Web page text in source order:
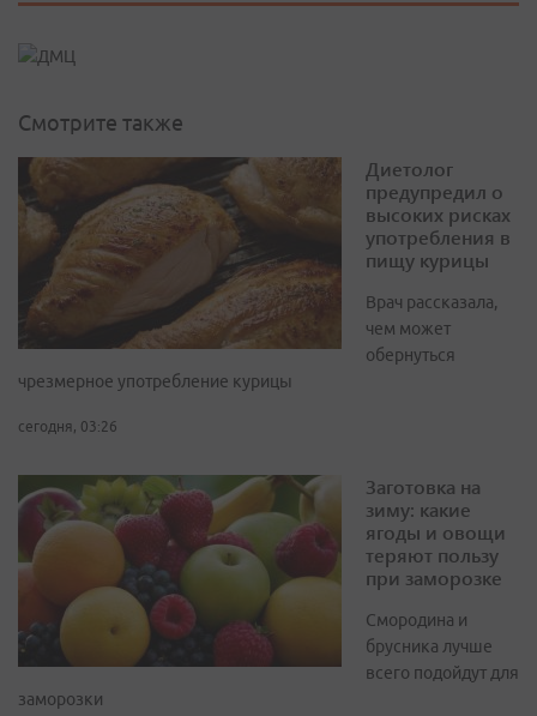
Смотрите также
Диетолог
предупредил о
высоких рисках
употребления в
пищу курицы
Врач рассказала,
чем может
обернуться
чрезмерное употребление курицы
сегодня, 03:26
Заготовка на
зиму: какие
ягоды и овощи
теряют пользу
при заморозке
Смородина и
брусника лучше
всего подойдут для
заморозки